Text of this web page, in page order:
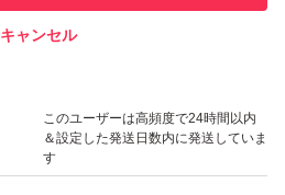
このユーザーは高頻度で24時間以内
＆設定した発送日数内に発送していま
す
キャンセル